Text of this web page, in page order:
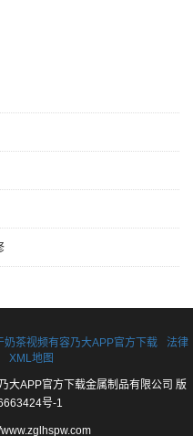
奶茶视频有容乃大APP官方下载
法律
XML地图
APP官方下载金属制品有限公司 版
号-1
www.zglhspw.com